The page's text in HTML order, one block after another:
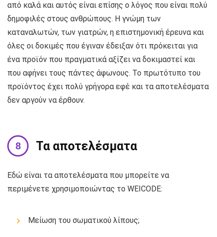
από καλά και αυτός είναι επίσης ο λόγος που είναι πολύ
δημοφιλές στους ανθρώπους. Η γνώμη των
καταναλωτών, των γιατρών, η επιστημονική έρευνα και
όλες οι δοκιμές που έγιναν έδειξαν ότι πρόκειται για
ένα προϊόν που πραγματικά αξίζει να δοκιμαστεί και
που αφήνει τους πάντες άφωνους. Το πρωτότυπο του
προϊόντος έχει πολύ γρήγορα εφέ και τα αποτελέσματα
δεν αργούν να έρθουν.
Τα αποτελέσματα
Εδώ είναι τα αποτελέσματα που μπορείτε να
περιμένετε χρησιμοποιώντας το WEICODE:
Μείωση του σωματικού λίπους;